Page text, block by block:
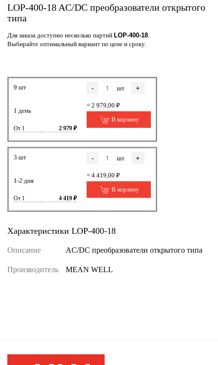
LOP-400-18 AC/DC преобразователи открытого
типа
Для заказа доступно несколько партий LOP-400-18
Выбирайте оптимальный вариант по цене и сроку.
9 шт
1 день
От 1 2 979 ₽
- шт +
= 2 979,00 ₽
В корзину
3 шт
1-2 дня
От 1 4 419 ₽
- шт +
= 4 419,00 ₽
В корзину
Характеристики LOP-400-18
Описание AC/DC преобразователи открытого типа
Производитель MEAN WELL